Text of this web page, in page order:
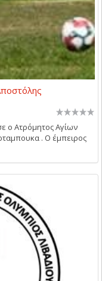
ο Ατρόμητος Αγίων
. Ο έμπειρος